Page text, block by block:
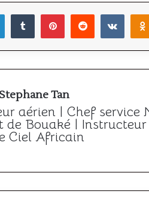
LinkedinTumblrPinterest
Reddit
Tan
aérien | Chef service
de Bouaké |
Ciel Africain